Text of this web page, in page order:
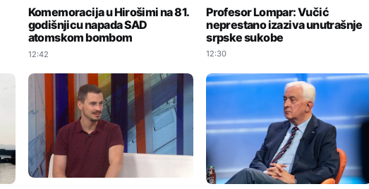
Komemoracija u Hirošimi na 81.
godišnjicu napada SAD
atomskom bombom
12:42
Profesor Lompar: Vučić
neprestano izaziva unutrašnje
srpske sukobe
12:30